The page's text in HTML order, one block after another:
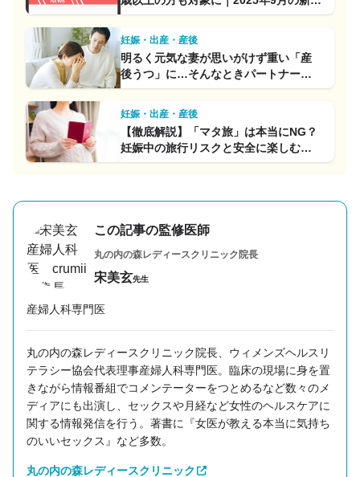
ール解説
妊娠・出産・産後
明るく元気な妻が思いがけず重い「産
後うつ」に…そんなときパートナーに
できる「最良のサポート」とは
妊娠・出産・産後
【徹底解説】「マタ旅」は本当にNG？
妊娠中の旅行リスクと安全に楽しむた
めのポイント【産婦人科医監修】
この記事の監修医師
丸の内の森レディースクリニック 院長
宋美玄先生
産婦人科専門医
丸の内の森レディースクリニック院長、ウィメンズヘルスリ
テラシー協会代表理事産婦人科専門医。臨床の現場に身を置
きながら情報番組でコメンテーターをつとめるなど数々のメ
ディアにも出演し、セックスや月経など女性のヘルスケアに
関する情報発信を行う。著書に『女医が教える本当に気持ち
のいいセックス』など多数。
丸の内の森レディースクリニック